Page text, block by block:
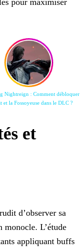
pour maximiser
Nightreign : Comment débloquer
et la Fossoyeuse dans le DLC ?
et
d’observer sa
monocle. L’étude
appliquant buffs